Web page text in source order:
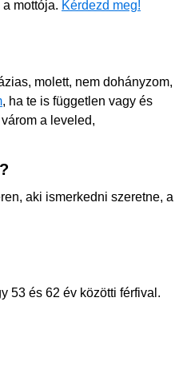
mottója. Kérdezd meg!
molett, nem dohányzom,
, ha te is független vagy és
a leveled,
aki ismerkedni szeretne, a
53 és 62 év közötti férfival.